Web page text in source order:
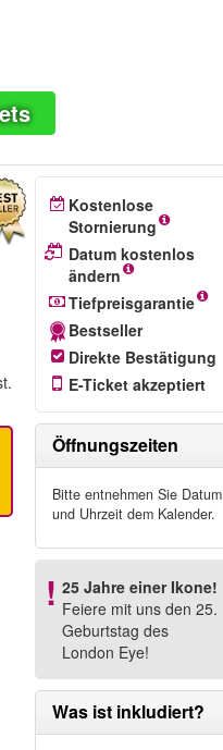
Kostenlose
Stornierung
Datum kostenlos
ändern
Tiefpreisgarantie
Bestseller
Direkte Bestätigung
E-Ticket akzeptiert
Öffnungszeiten
Bitte entnehmen Sie Datum
und Uhrzeit dem Kalender.
25 Jahre einer Ikone!
Feiere mit uns den 25.
Geburtstag des
London Eye!
Was ist inkludiert?